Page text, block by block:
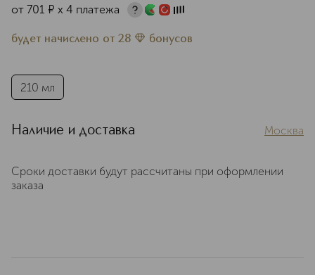
от 701 ¤ х 4 платежа
будет начислено от 28 бонусов
210 мл
Наличие и доставка Москва
Сроки доставки будут рассчитаны при оформлении
заказа